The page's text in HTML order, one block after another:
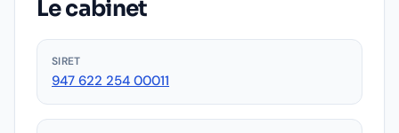
Le cabinet
SIRET
947 622 254 00011